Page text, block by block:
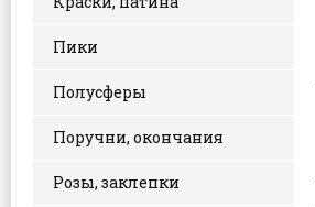
Пики
Полусферы
Поручни, окончания
Розы, заклепки